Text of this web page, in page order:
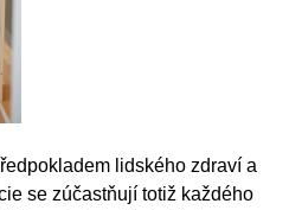
lidského zdraví a
se zúčastňují totiž každého